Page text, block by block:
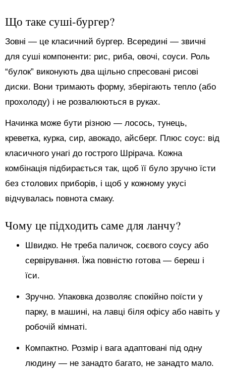
Що таке суші-бургер?
Зовні — це класичний бургер. Всередині — звичні
для суші компоненти: рис, риба, овочі, соуси. Роль
“булок” виконують два щільно спресовані рисові
диски. Вони тримають форму, зберігають тепло (або
прохолоду) і не розвалюються в руках.
Начинка може бути різною — лосось, тунець,
креветка, курка, сир, авокадо, айсберг. Плюс соус: від
класичного унагі до гострого Шрірача. Кожна
комбінація підбирається так, щоб її було зручно їсти
без столових приборів, і щоб у кожному укусі
відчувалась повнота смаку.
Чому це підходить саме для ланчу?
Швидко. Не треба паличок, соєвого соусу або
сервірування. Їжа повністю готова — береш і
їси.
Зручно. Упаковка дозволяє спокійно поїсти у
парку, в машині, на лавці біля офісу або навіть у
робочій кімнаті.
Компактно. Розмір і вага адаптовані під одну
людину — не занадто багато, не занадто мало.